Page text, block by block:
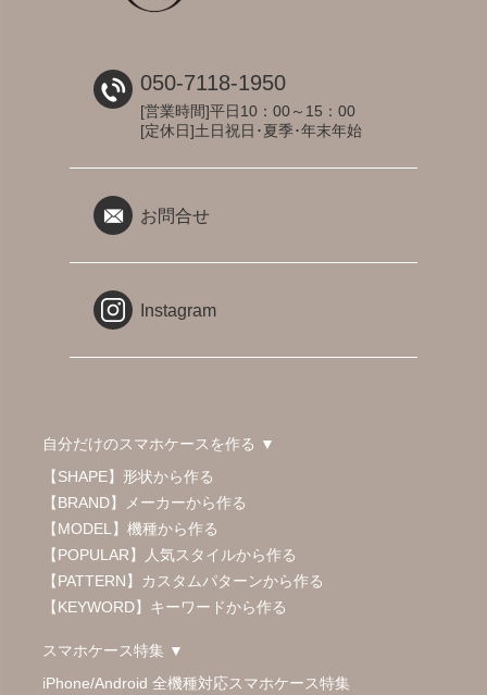
050-7118-1950
[営業時間]平日10：00～15：00
[定休日]土日祝日･夏季･年末年始
お問合せ
Instagram
自分だけのスマホケースを作る ▼
【SHAPE】形状から作る
【BRAND】メーカーから作る
【MODEL】機種から作る
【POPULAR】人気スタイルから作る
【PATTERN】カスタムパターンから作る
【KEYWORD】キーワードから作る
スマホケース特集 ▼
iPhone/Android 全機種対応スマホケース特集